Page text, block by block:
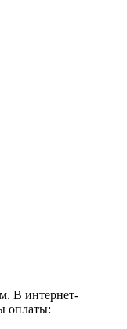
В интернет-
оплаты: